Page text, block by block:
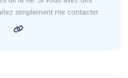
simplement me contacter.